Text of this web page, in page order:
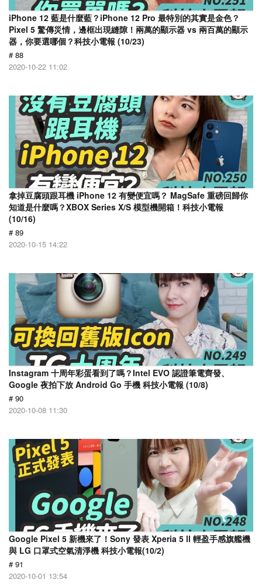
iPhone 12 藍是什麼藍？iPhone 12 Pro 最特別的其實是金色？
Pixel 5 驚傳災情，邊框出現縫隙！兩萬的顯示器 vs 兩百萬的顯示
器，你要選哪個？科技小電報 (10/23)
# 88
2020-10-22 11:02
拿掉豆腐頭跟耳機 iPhone 12 有變便宜嗎？ MagSafe 重磅回歸你
知道是什麼嗎？XBOX Series X/S 模型機開箱！科技小電報
(10/16)
# 89
2020-10-15 14:22
Instagram 十周年彩蛋看到了嗎？Intel EVO 認證筆電齊發、
Google 夜拍下放 Android Go 手機 科技小電報 (10/8)
# 90
2020-10-08 11:30
Google Pixel 5 新機來了！Sony 發表 Xperia 5 ll 輕盈手感旗艦機
與 LG 口罩式空氣清淨機 科技小電報(10/2)
# 91
2020-10-01 13:54